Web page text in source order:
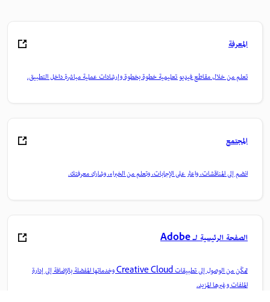
المعرفة
تعلم من خلال مقاطع فيديو تعليمية خطوة بخطوة وإرشادات عملية مباشرة داخل التطبيق.
المجتمع
انضم إلى المناقشات، واعثر على الإجابات، وتعلم من الخبراء، وشارك معرفتك.
الصفحة الرئيسية لـ Adobe
تمكّن من الوصول إلى تطبيقات Creative Cloud وخدماتها المفضلة بالإضافة إلى إدارة
الملفات وغيرها المزيد.